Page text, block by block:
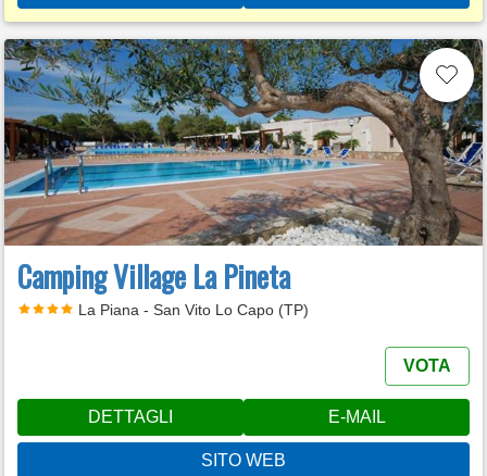
Camping Village La Pineta
La Piana - San Vito Lo Capo (TP)
VOTA
DETTAGLI E-MAIL
SITO WEB